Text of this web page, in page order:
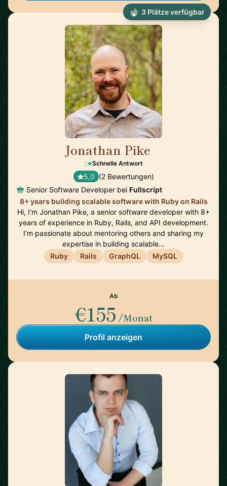
Jonathan Pike
Schnelle Antwort
5,0 (2 Bewertungen)
Senior Software Developer bei Fullscript
8+ years building scalable software with Ruby on Rails
Hi, I'm Jonathan Pike, a senior software developer with 8+
years of experience in Ruby, Rails, and API development.
I’m passionate about mentoring others and sharing my
expertise in building scalable…
Ruby
Rails GraphQL MySQL
Ab
€155 /Monat
Profil anzeigen
3 Plätze verfügbar